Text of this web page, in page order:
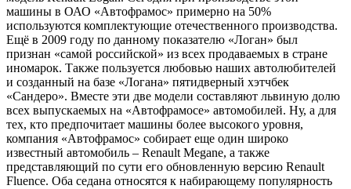
машины в ОАО «Автофрамос» примерно на 50%
используются комплектующие отечественного производства.
Ещё в 2009 году по данному показателю «Логан» был
признан «самой российской» из всех продаваемых в стране
иномарок. Также пользуется любовью наших автолюбителей
и созданный на базе «Логана» пятидверный хэтчбек
«Сандеро». Вместе эти две модели составляют львиную долю
всех выпускаемых на «Автофрамосе» автомобилей. Ну, а для
тех, кто предпочитает машины более высокого уровня,
компания «Автофрамос» собирает еще один широко
известный автомобиль – Renault Megane, а также
представляющий по сути его обновленную версию Renault
Fluence. Оба седана относятся к набирающему популярность